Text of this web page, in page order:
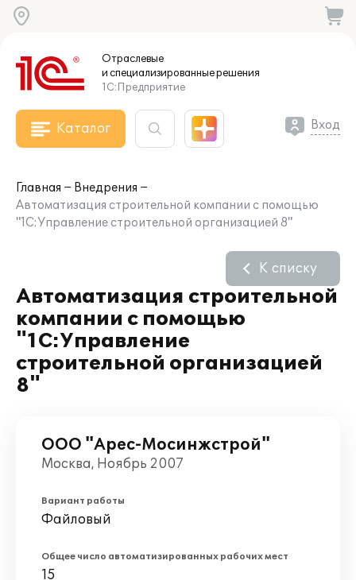
Отраслевые
и специализированныерешения
1С:Предприятие
Каталог Вход
Главная
Внедрения
Автоматизация строительной компании с помощью
"1С:Управление строительной организацией 8"
Автоматизация строительной
компании с помощью
"1С:Управление
строительной организацией
8"
К списку
ООО "Арес-Мосинжстрой"
Москва, Ноябрь 2007
Вариант работы
Файловый
Общее число автоматизированных рабочих мест
15